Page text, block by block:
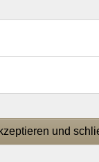
und